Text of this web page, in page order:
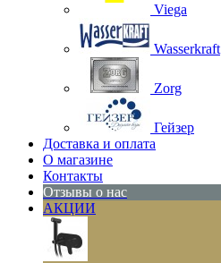
Viega
Wasserkraft
Zorg
Гейзер
Доставка и оплата
О магазине
Контакты
Отзывы о нас
АКЦИИ